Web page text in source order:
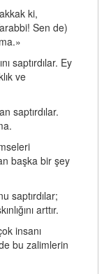
ki,
Sen de)
saptırdılar. Ey
ve
saptırdılar.
başka bir şey
saptırdılar;
arttır.
insanı
bu zalimlerin